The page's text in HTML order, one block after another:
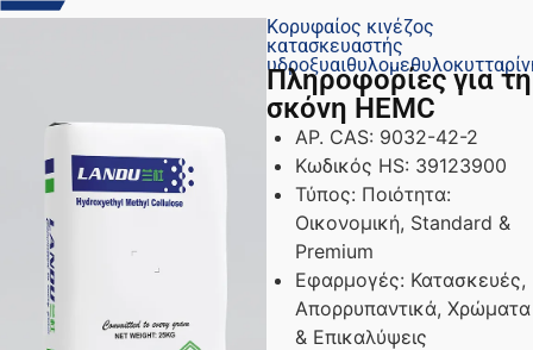
Κορυφαίος κινέζος
κατασκευαστής
Πληροφορίες για τη
σκόνη HEMC
ΑΡ. CAS: 9032-42-2
Κωδικός HS: 39123900
Τύπος: Ποιότητα:
Οικονομική, Standard &
Premium
Εφαρμογές: Κατασκευές,
Απορρυπαντικά, Χρώματα
& Επικαλύψεις